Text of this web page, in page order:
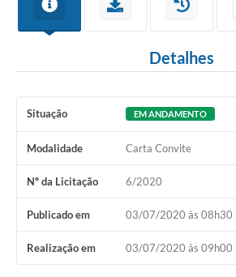
Detalhes
Situação EM ANDAMENTO
Modalidade Carta Convite
Nº da Licitação 6/2020
Publicado em 03/07/2020 às 08h30
Realização em 03/07/2020 às 09h00